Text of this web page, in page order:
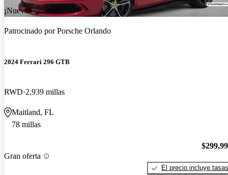
¡Nuevo!
Patrocinado porPorsche Orlando
2024 Ferrari 296 GTB
RWD 2,939 millas
Maitland, FL
78 millas
Gran oferta
El precio incluye tasas